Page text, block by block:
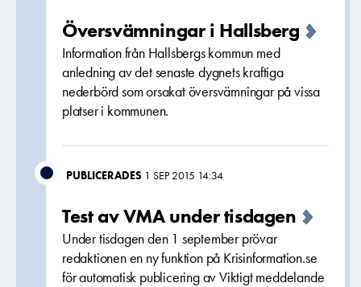
Översvämningar i Hallsberg
Information från Hallsbergs kommun med
anledning av det senaste dygnets kraftiga
nederbörd som orsakat översvämningar på vissa
platser i kommunen.
PUBLICERADES 1 SEP 2015 14:34
Test av VMA under tisdagen
Under tisdagen den 1 september prövar
redaktionen en ny funktion på Krisinformation.se
för automatisk publicering av Viktigt meddelande